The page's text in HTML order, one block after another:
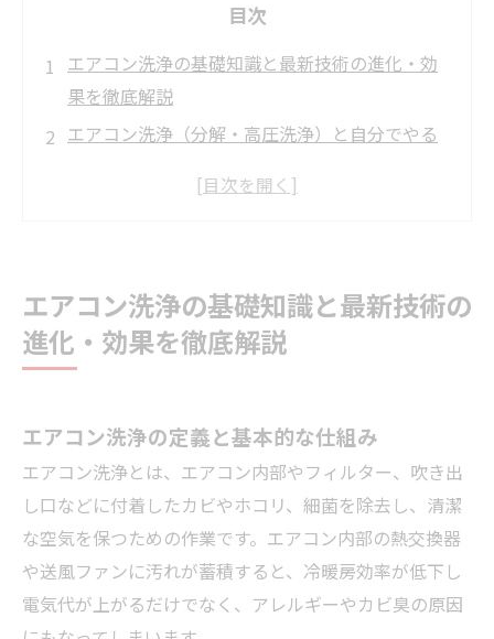
目次
エアコン洗浄の基礎知識と最新技術の進化・効
果を徹底解説
エアコン洗浄（分解・高圧洗浄）と自分でやる
エアコン洗浄の料金相場・複数業者比較と隠れ
外機・エコ洗浄）と効果比較
エアコン洗浄業者依頼の流れ・失敗回避と最適
タイミング
新技術活用法
店舗概要
エアコン洗浄の基礎知識と最新技術の
進化・効果を徹底解説
エアコン洗浄の定義と基本的な仕組み
エアコン洗浄とは、エアコン内部やフィルター、吹き出
し口などに付着したカビやホコリ、細菌を除去し、清潔
な空気を保つための作業です。エアコン内部の熱交換器
や送風ファンに汚れが蓄積すると、冷暖房効率が低下し
電気代が上がるだけでなく、アレルギーやカビ臭の原因